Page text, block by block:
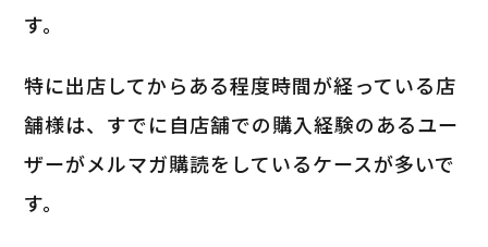
す。
特に出店してからある程度時間が経っている店
舗様は、すでに自店舗での購入経験のあるユー
ザーがメルマガ購読をしているケースが多いで
す。